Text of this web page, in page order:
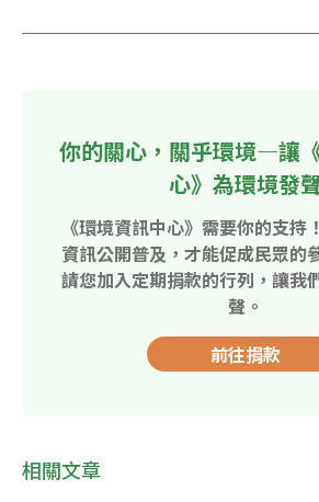
你的關心，關乎環境—讓
心》為環境發
《環境資訊中心》需要你的支持
資訊公開普及，才能促成民眾的
請您加入定期捐款的行列，讓我
聲。
前往捐款
相關文章